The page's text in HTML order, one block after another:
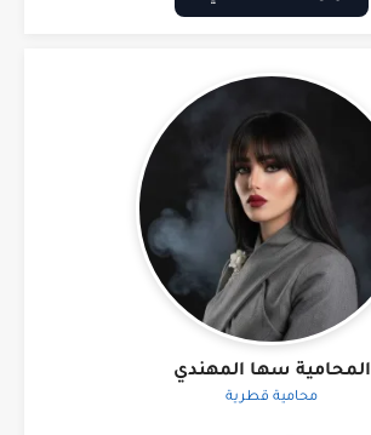
المحامية سها المهندي
محامية قطرية